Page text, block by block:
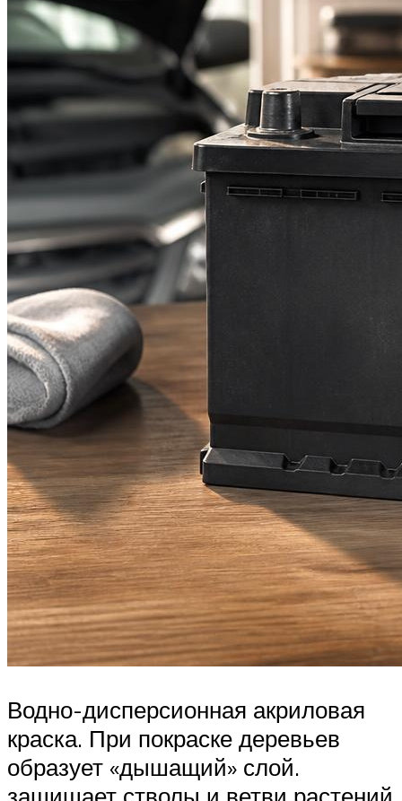
Водно-дисперсионная акриловая
краска. При покраске деревьев
образует «дышащий» слой.